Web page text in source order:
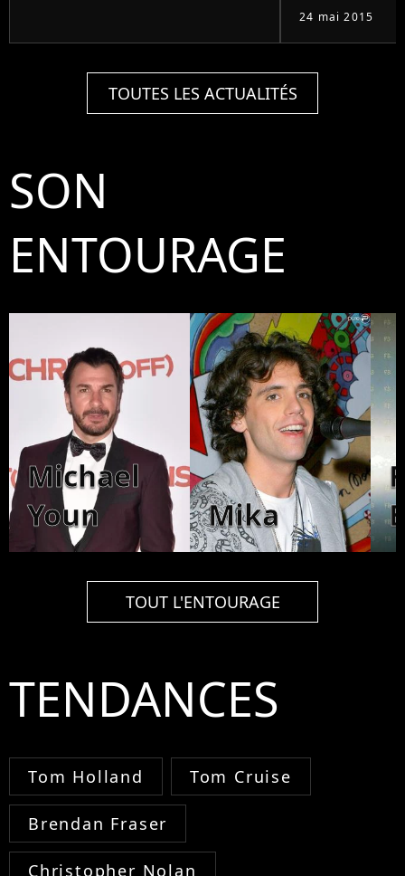
24 mai 2015
TOUTES LES ACTUALITÉS
SON
ENTOURAGE
Michael
Youn
Mika
TOUT L'ENTOURAGE
TENDANCES
Tom Holland Tom Cruise
Brendan Fraser
Christopher Nolan